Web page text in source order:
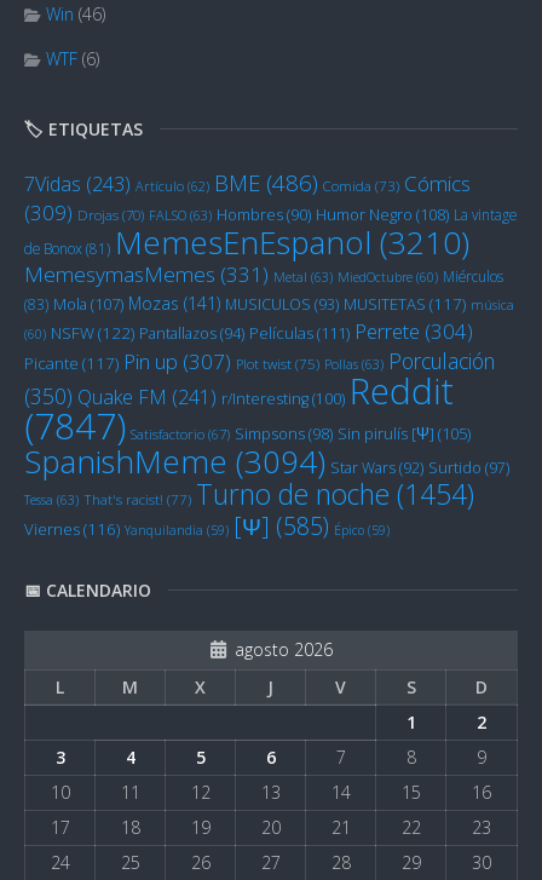
Win (46)
WTF (6)
🏷️ ETIQUETAS
7Vidas (243) Artículo (62) BME (486) Comida (73) Cómics
(309) Drojas (70) FALSO (63) Hombres(90) Humor Negro (108) La vintage
de Bonox(81) MemesEnEspanol (3210)
MemesymasMemes (331) Metal (63) MiedOctubre (60) Miérculos
(83) Mola (107) Mozas (141) MUSICULOS (93) MUSITETAS (117) música
(60) NSFW(122) Pantallazos(94) Películas(111) Perrete (304)
Picante (117) Pin up (307) Plot twist (75) Pollas (63) Porculación
(350) Quake FM (241) r/Interesting(100) Reddit
(7847) Satisfactorio (67) Simpsons(98) Sin pirulís [Ψ] (105)
SpanishMeme (3094) Star Wars(92) Surtido (97)
Tessa (63) That's racist! (77) Turno de noche (1454)
Viernes(116) Yanquilandia (59) [Ψ] (585) Épico (59)
📅 CALENDARIO
agosto 2026
L
M X J V S
D
1
2
3
4 5 6 7 8
9
10
11 12 13 14 15
16
17
18 19 20 21 22
23
24
25 26 27 28 29 30